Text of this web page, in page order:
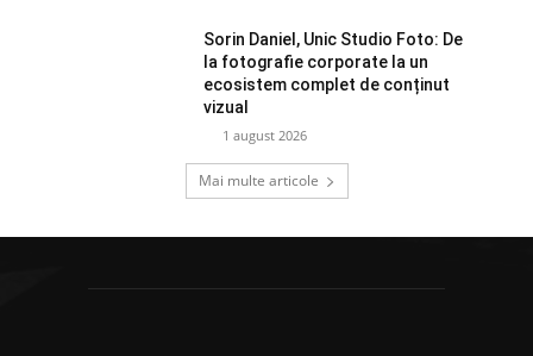
Sorin Daniel, Unic Studio Foto: De
la fotografie corporate la un
ecosistem complet de conținut
vizual
1 august 2026
Mai multe articole